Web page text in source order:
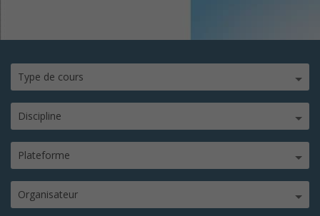
Type de cours
Discipline
Plateforme
Organisateur